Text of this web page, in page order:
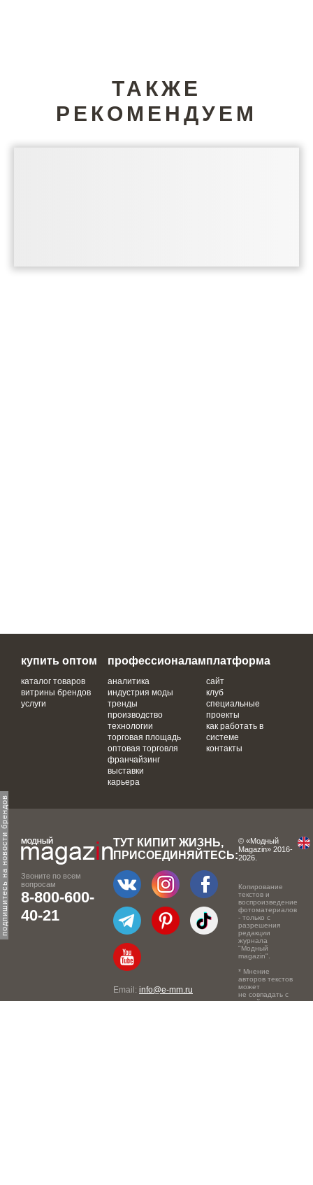
подпишитесь на новости брендов
ТАКЖЕ
РЕКОМЕНДУЕМ
купить оптом
каталог товаров
витрины брендов
услуги
профессионалам
аналитика
индустрия моды
тренды
производство
технологии
торговая площадь
оптовая торговля
франчайзинг
выставки
карьера
платформа
сайт
клуб
специальные
проекты
как работать в
системе
контакты
Звоните по всем
вопросам
8-800-600-
40-21
ТУТ КИПИТ ЖИЗНЬ,
ПРИСОЕДИНЯЙТЕСЬ:
Email: info@e-mm.ru
© «Модный
Magazin» 2016-
2026.
Копирование
текстов и
воспроизведение
фотоматериалов
- только с
разрешения
редакции
журнала
"Модный
magazin".
* Мнение
авторов текстов
может
не совпадать с
точкой зрения